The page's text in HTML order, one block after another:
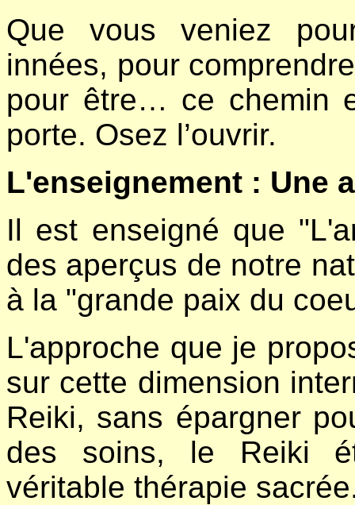
Que vous veniez
innées, pour
pour être… ce chemin
porte. Osez l’ouvrir.
L'enseignement : Une
Il est enseigné que
des aperçus de notre
à la "grande paix du
L'approche que je
sur cette dimension
Reiki, sans épargner
des soins, le Reiki
véritable thérapie